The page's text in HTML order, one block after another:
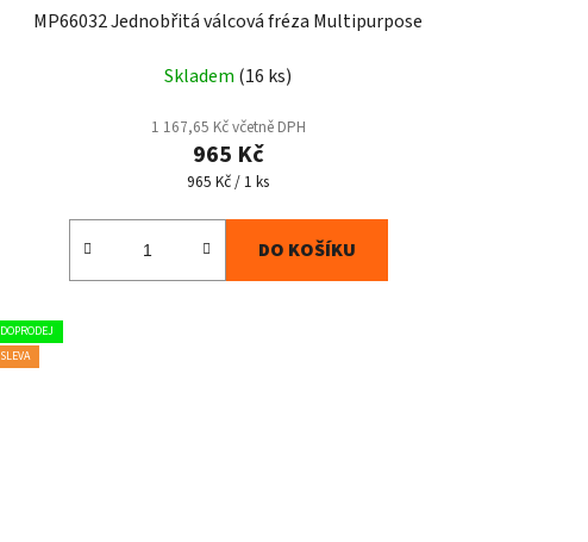
MP66032 Jednobřitá válcová fréza Multipurpose
Skladem (16 ks)
1 167,65 Kč včetně DPH
965 Kč
Měrná
965 Kč / 1 ks
DO KOŠÍKU
DOPRODEJ
SLEVA